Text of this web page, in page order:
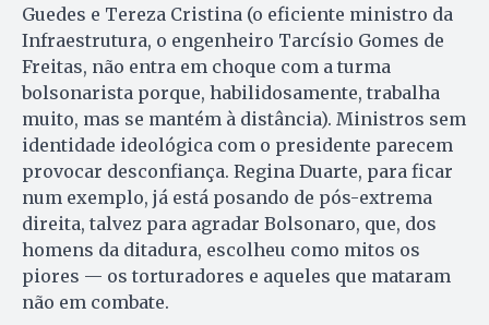
Guedes e Tereza Cristina (o eficiente ministro da
Infraestrutura, o engenheiro Tarcísio Gomes de
Freitas, não entra em choque com a turma
bolsonarista porque, habilidosamente, trabalha
muito, mas se mantém à distância). Ministros sem
identidade ideológica com o presidente parecem
provocar desconfiança. Regina Duarte, para ficar
num exemplo, já está posando de pós-extrema
direita, talvez para agradar Bolsonaro, que, dos
homens da ditadura, escolheu como mitos os
piores — os torturadores e aqueles que mataram
não em combate.